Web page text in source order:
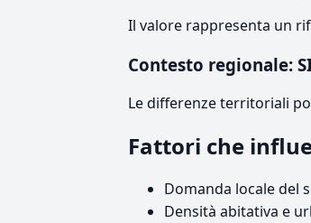
Il valore rappresenta un
Contesto regionale:
Le differenze territoriali
Fattori che
Domanda locale del
Densità abitativa e